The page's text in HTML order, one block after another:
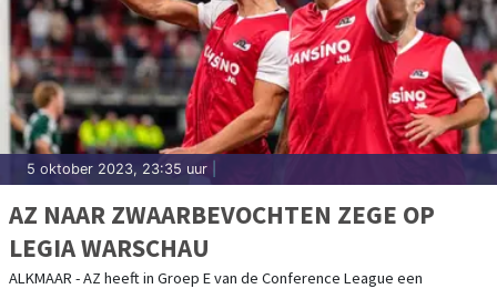
5 oktober 2023, 23:35 uur
AZ NAAR ZWAARBEVOCHTEN ZEGE OP
LEGIA WARSCHAU
ALKMAAR - AZ heeft in Groep E van de Conference League een